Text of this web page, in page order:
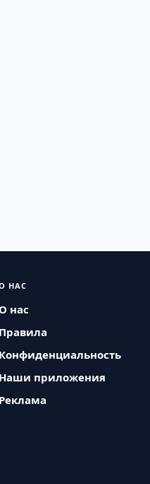
НАС
О нас
Правила
Конфиденциальность
Наши приложения
Реклама